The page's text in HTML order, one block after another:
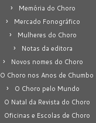
Memória do Choro
Mercado Fonográfico
Mulheres do Choro
Notas da editora
Novos nomes do Choro
O Choro nos Anos de Chumbo
O Choro pelo Mundo
O Natal da Revista do Choro
Oficinas e Escolas de Choro